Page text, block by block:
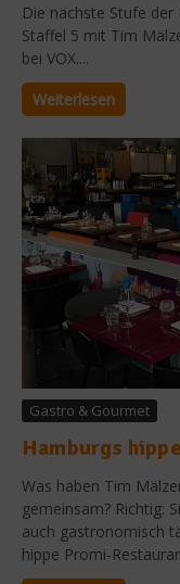
Die nächste Stufe der
Staffel 5 mit Tim
bei VOX....
Weiterlesen
Gastro & Gourmet
Hamburgs
Was haben Tim
gemeinsam? Richtig:
auch gastronomisch
hippe Promi-